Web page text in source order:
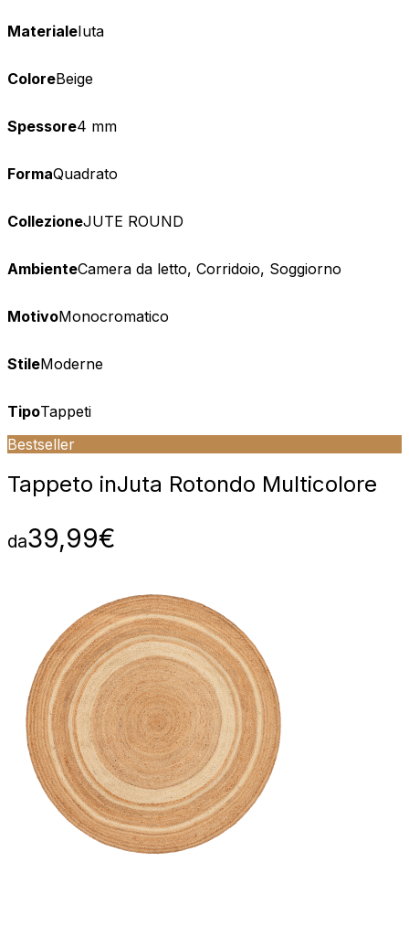
MaterialeIuta
ColoreBeige
Spessore4 mm
FormaQuadrato
CollezioneJUTE ROUND
AmbienteCamera da letto, Corridoio, Soggiorno
MotivoMonocromatico
StileModerne
TipoTappeti
Bestseller
Tappeto inJuta Rotondo Multicolore
da39,99€